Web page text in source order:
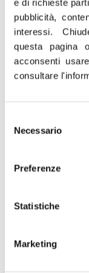
e di richieste
pubblicità,
interessi.
questa pagina
acconsenti
consultare
delNecessario
Preferenze
Statistiche
Marketing
DL
mio
ponte
“Sul mio ordine